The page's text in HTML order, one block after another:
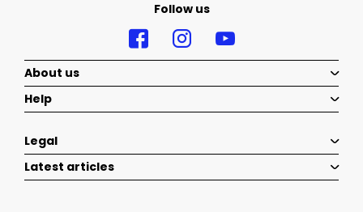
Follow us
About us
Help
Legal
Latest articles